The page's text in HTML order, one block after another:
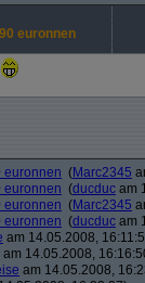
euronnen
euronnen (Marc2345
euronnen (ducduc am
euronnen (Marc2345
euronnen (ducduc am
am 14.05.2008,
am 14.05.2008,
am 14.05.2008,